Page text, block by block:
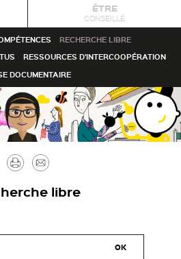
ÊTRE
CONSEILLÉ
RECHERCHE LIBRE
RESSOURCES D'INTERCOOPÉRATION
DOCUMENTAIRE
Imprimer
libre